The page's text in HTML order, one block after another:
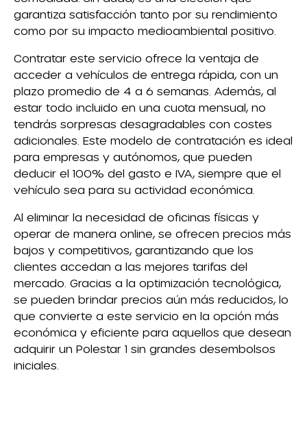
garantiza satisfacción tanto por su rendimiento
como por su impacto medioambiental positivo.
Contratar este servicio ofrece la ventaja de
acceder a vehículos de entrega rápida, con un
plazo promedio de 4 a 6 semanas. Además, al
estar todo incluido en una cuota mensual, no
tendrás sorpresas desagradables con costes
adicionales. Este modelo de contratación es ideal
para empresas y autónomos, que pueden
deducir el 100% del gasto e IVA, siempre que el
vehículo sea para su actividad económica.
Al eliminar la necesidad de oficinas físicas y
operar de manera online, se ofrecen precios más
bajos y competitivos, garantizando que los
clientes accedan a las mejores tarifas del
mercado. Gracias a la optimización tecnológica,
se pueden brindar precios aún más reducidos, lo
que convierte a este servicio en la opción más
económica y eficiente para aquellos que desean
adquirir un Polestar 1 sin grandes desembolsos
iniciales.